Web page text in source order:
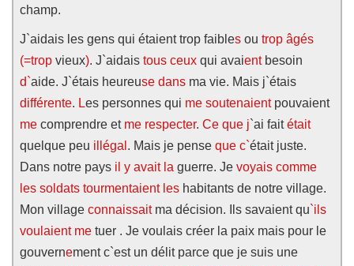
champ.
J`aidais les gens qui étaient trop faibles ou trop âgés
(=trop vieux). J`aidais tous ceux qui avaientbesoin
d`aide. J`étais heureuse dans ma vie. Mais j`étais
différente. Les personnes qui me soutenaient pouvaient
me comprendre et me respecter. Ce que j`ai faitétait
quelque peu illégal . Mais je pense que c`était juste.
Dans notre pays il y avait la guerre. Je voyais comme
les soldats tourmentaient les habitants de notre village.
Mon village connaissaitma décision. Ils savaient qu`ils
voulaient me tuer . Je voulais créer la paix mais pour le
gouvernement c`est un délit parce que je suis une